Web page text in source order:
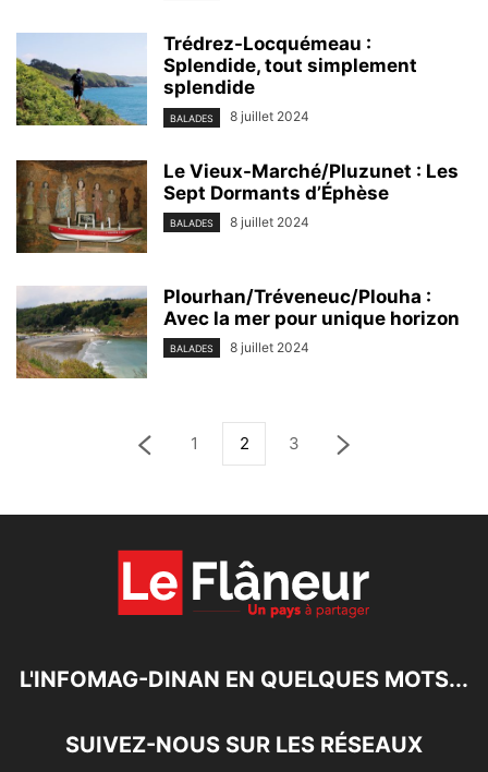
Trédrez-Locquémeau :
Splendide, tout simplement
splendide
BALADES 8 juillet 2024
Le Vieux-Marché/Pluzunet : Les
Sept Dormants d’Éphèse
BALADES 8 juillet 2024
Plourhan/Tréveneuc/Plouha :
Avec la mer pour unique horizon
BALADES 8 juillet 2024
1 2 3
L'INFOMAG-DINAN EN QUELQUES MOTS...
SUIVEZ-NOUS SUR LES RÉSEAUX